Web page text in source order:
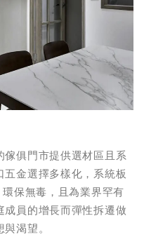
傢俱門市提供選材區且系
金選擇多樣化，系統板
保無毒，且為業界罕有
員的增長而彈性拆遷做
渴望。